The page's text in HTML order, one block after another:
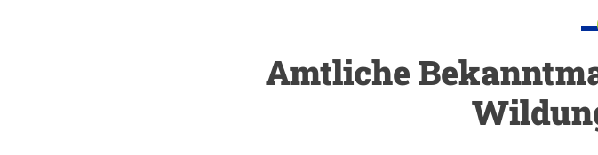
Amtliche